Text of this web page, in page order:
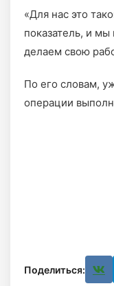
«Для нас это
показатель, и
делаем свою
По его словам,
операции
Поделиться: